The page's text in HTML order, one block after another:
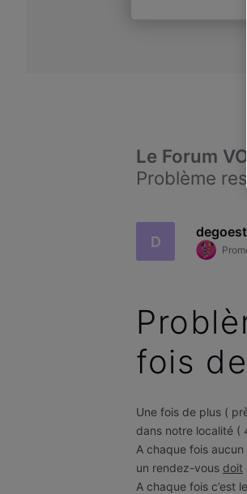
Le Forum
Problème
D
fois
Une fois de plus (
dans notre localité (
A chaque fois
un rendez-vous doit
A chaque fois c’est